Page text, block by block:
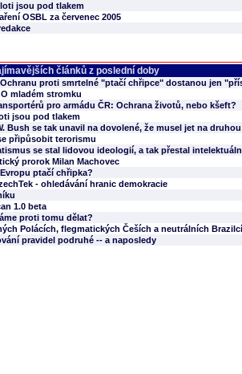
jsou pod tlakem
OSBL za červenec 2005
článků z poslední doby
proti smrtelné "ptačí chřipce" dostanou jen
mladém stromku
pro armádu ČR: Ochrana životů, nebo kšeft?
jsou pod tlakem
Bush se tak unavil na dovolené, že musel jet na
připůsobit terorismu
se stal lidovou ideologií, a tak přestal
prorok Milan Machovec
ptačí chřipka?
- ohledávání hranic demokracie
1.0 beta
proti tomu dělat?
Polácích, flegmatických Češích a neutrálních
pravidel podruhé -- a naposledy